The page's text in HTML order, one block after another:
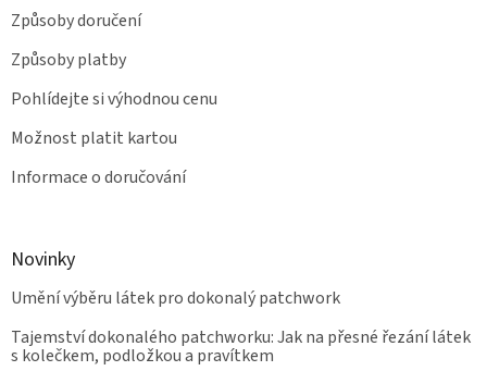
Způsoby doručení
Způsoby platby
Pohlídejte si výhodnou cenu
Možnost platit kartou
Informace o doručování
Novinky
Umění výběru látek pro dokonalý patchwork
Tajemství dokonalého patchworku: Jak na přesné řezání látek
s kolečkem, podložkou a pravítkem